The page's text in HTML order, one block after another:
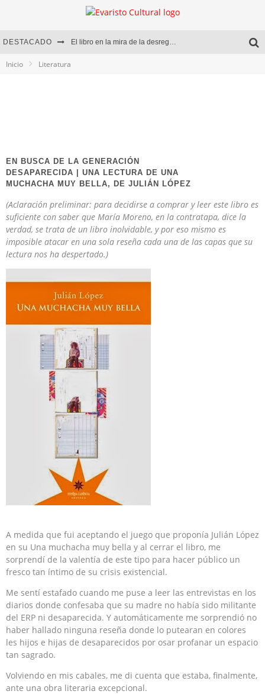
DESTACADO El libro en la mira de la desregulación
Inicio Literatura
EN BUSCA DE LA GENERACIÓN
DESAPARECIDA | UNA LECTURA DE UNA
MUCHACHA MUY BELLA, DE JULIÁN LÓPEZ
(Aclaración preliminar: para decidirse a comprar y leer este libro es
suficiente con saber que María Moreno, en la contratapa, dice la
verdad, se trata de un libro inolvidable, y por eso mismo es
imposible atacar en una sola reseña cada una de las capas que su
lectura nos ha despertado.)
A medida que fui aceptando el juego que proponía Julián López
en su Una muchacha muy bella y al cerrar el libro, me
sorprendí de la valentía de este tipo para hacer público un
fresco tan íntimo de su crisis existencial.
Me sentí estafado cuando me puse a leer las entrevistas en los
diarios donde confesaba que su madre no había sido militante
del ERP ni desaparecida. Y automáticamente me sorprendió no
haber hallado ninguna reseña donde lo putearan en colores
les hijos e hijas de desaparecidos por osar profanar un espacio
tan sagrado.
Volviendo en mis cabales, me di cuenta que estaba, finalmente,
ante una obra literaria excepcional.